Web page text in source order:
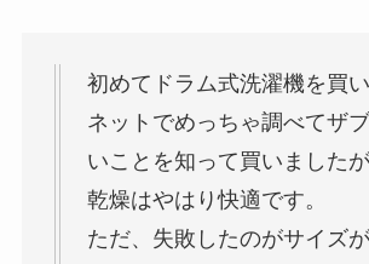
初めてドラム式洗濯機を買い
ネットでめっちゃ調べてザ
いことを知って買いました
乾燥はやはり快適です。
ただ、失敗したのがサイズ